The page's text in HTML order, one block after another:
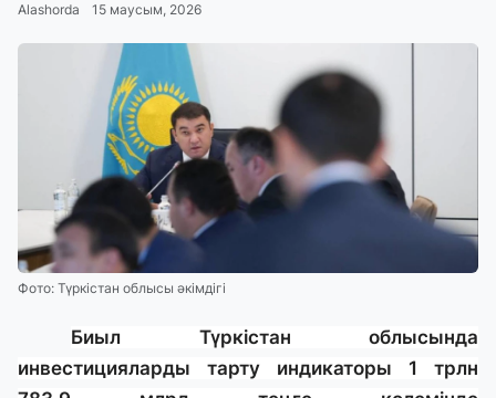
Alashorda 15 маусым, 2026
Фото: Түркістан облысы әкімдігі
Биыл Түркістан облысында
инвестицияларды тарту индикаторы 1 трлн